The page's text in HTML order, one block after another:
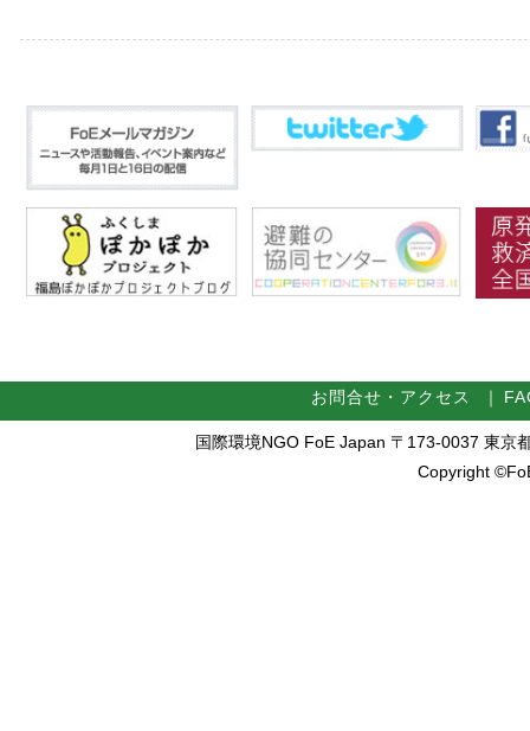
お問合せ・アクセス
国際環境NGO FoE Japan 〒173-0037 東
Copyright